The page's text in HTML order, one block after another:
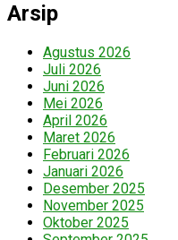
Arsip
Agustus 2026
Juli 2026
Juni 2026
Mei 2026
April 2026
Maret 2026
Februari 2026
Januari 2026
Desember 2025
November 2025
Oktober 2025